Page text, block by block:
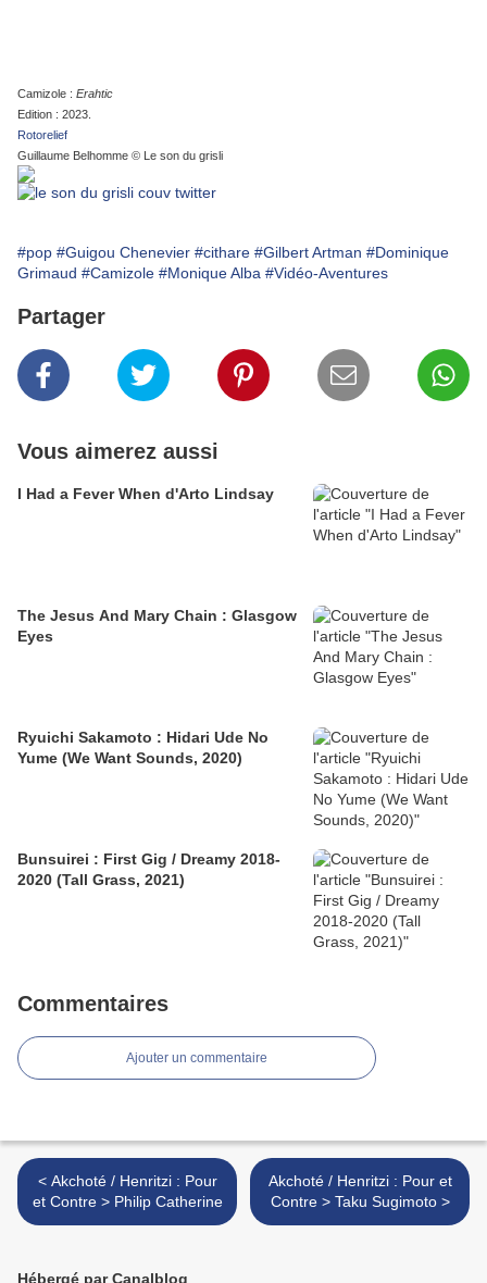
Camizole : Erahtic
Edition : 2023.
Rotorelief
Guillaume Belhomme © Le son du grisli
#pop #Guigou Chenevier #cithare #Gilbert Artman #Dominique
Grimaud #Camizole #Monique Alba #Vidéo-Aventures
Partager
Vous aimerez aussi
I Had a Fever When d'Arto Lindsay
The Jesus And Mary Chain : Glasgow
Eyes
Ryuichi Sakamoto : Hidari Ude No
Yume (We Want Sounds, 2020)
Bunsuirei : First Gig / Dreamy 2018-
2020 (Tall Grass, 2021)
Commentaires
Ajouter un commentaire
< Akchoté / Henritzi : Pour
et Contre > Philip Catherine
Akchoté / Henritzi : Pour et
Contre > Taku Sugimoto >
Hébergé par Canalblog